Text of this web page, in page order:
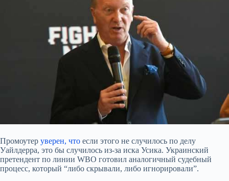
Промоутер уверен, что если этого не случилось по делу
Уайлдерра, это бы случилось из-за иска Усика. Украинский
претендент по линии WBO готовил аналогичный судебный
процесс, который “либо скрывали, либо игнорировали”.